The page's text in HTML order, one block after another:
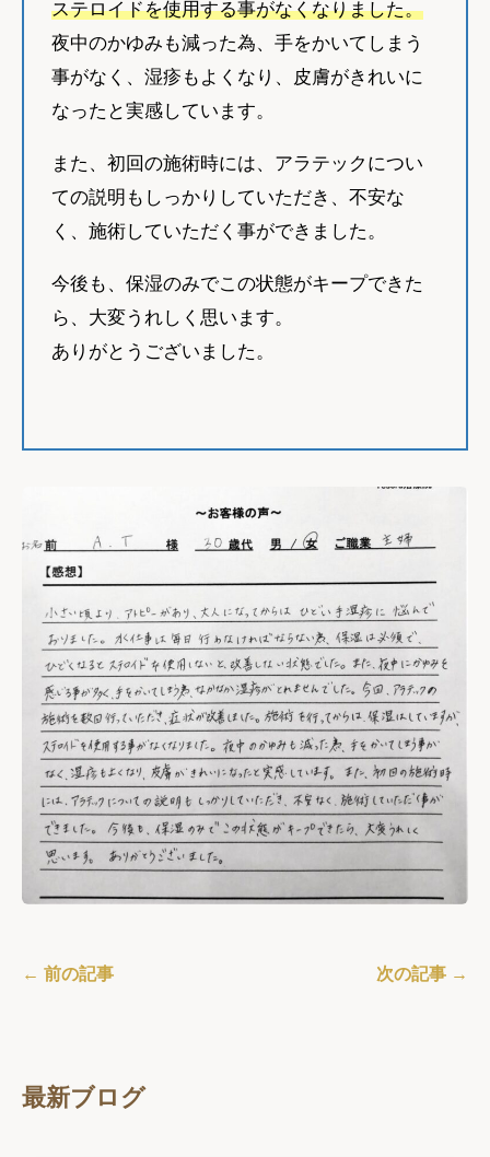
ステロイドを使用する事がなくなりました。
夜中のかゆみも減った為、手をかいてしまう
事がなく、湿疹もよくなり、皮膚がきれいに
なったと実感しています。
また、初回の施術時には、アラテックについ
ての説明もしっかりしていただき、不安な
く、施術していただく事ができました。
今後も、保湿のみでこの状態がキープできた
ら、大変うれしく思います。
ありがとうございました。
← 前の記事 次の記事 →
最新ブログ